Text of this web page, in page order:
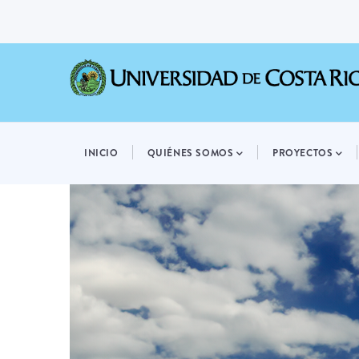
NAVIGATION
INICIO QUIÉNES SOMOS PROYECTOS